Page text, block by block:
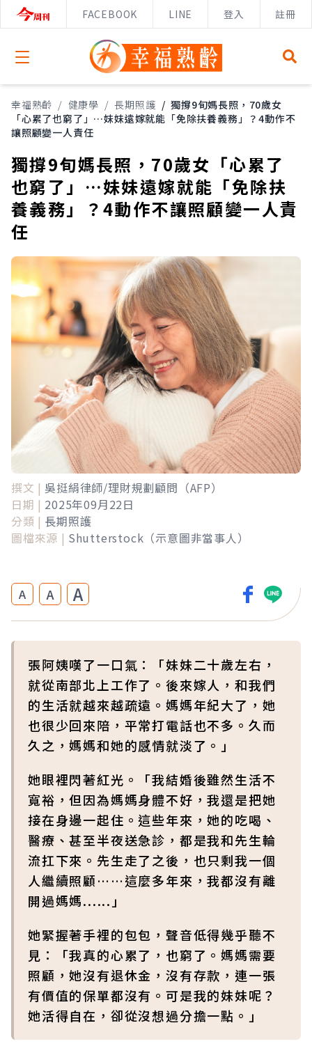
FACEBOOK LINE 登入 註冊
Open menu
幸福熟齡 / 健康學 / 長期照護 / 獨撐9旬媽長照，70歲女
「心累了也窮了」…妹妹遠嫁就能「免除扶養義務」？4動作不
讓照顧變一人責任
獨撐9旬媽長照，70歲女「心累了
也窮了」…妹妹遠嫁就能「免除扶
養義務」？4動作不讓照顧變一人責
任
撰文 | 吳挺絹律師/理財規劃顧問（AFP）
日期 | 2025年09月22日
分類 | 長期照護
圖檔來源 | Shutterstock（示意圖非當事人）
A A A
張阿姨嘆了一口氣：「妹妹二十歲左右，
就從南部北上工作了。後來嫁人，和我們
的生活就越來越疏遠。媽媽年紀大了，她
也很少回來陪，平常打電話也不多。久而
久之，媽媽和她的感情就淡了。」
她眼裡閃著紅光。「我結婚後雖然生活不
寬裕，但因為媽媽身體不好，我還是把她
接在身邊一起住。這些年來，她的吃喝、
醫療、甚至半夜送急診，都是我和先生輪
流扛下來。先生走了之後，也只剩我一個
人繼續照顧……這麼多年來，我都沒有離
開過媽媽......」
她緊握著手裡的包包，聲音低得幾乎聽不
見：「我真的心累了，也窮了。媽媽需要
照顧，她沒有退休金，沒有存款，連一張
有價值的保單都沒有。可是我的妹妹呢？
她活得自在，卻從沒想過分擔一點。」